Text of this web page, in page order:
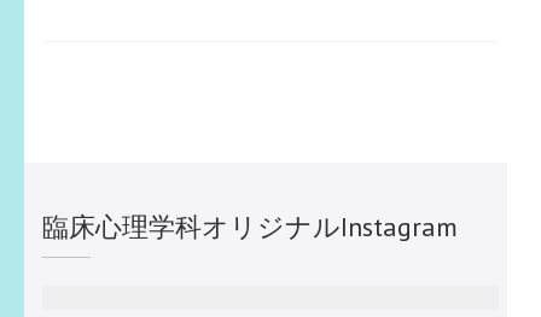
「今，
臨床心理学科オリジナルInstagram